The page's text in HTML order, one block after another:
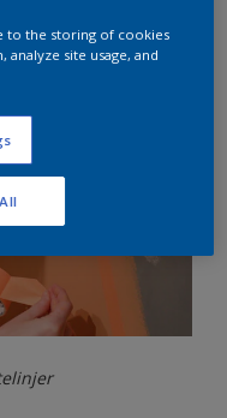
Og fine
to the storing of cookies
site usage, and